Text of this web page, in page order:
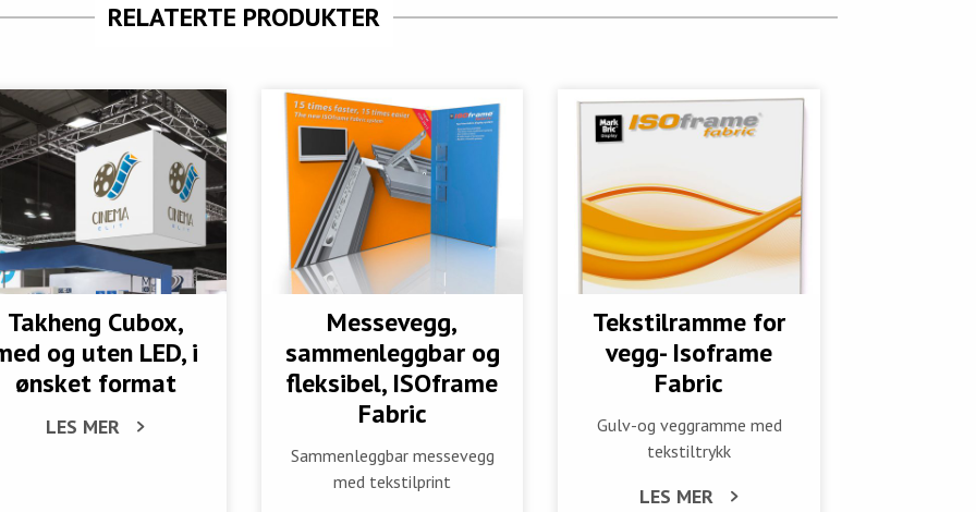
RELATERTE PRODUKTER
Takheng Cubox,
og uten LED, i
ønsket format
LES MER
Messevegg,
sammenleggbar og
fleksibel, ISOframe
Fabric
Sammenleggbar messevegg
med tekstilprint
Tekstilramme for
vegg- Isoframe
Fabric
Gulv-og veggramme med
tekstiltrykk
LES MER